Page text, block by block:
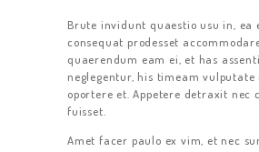
Brute invidunt quaestio usu in, ea
consequat prodesset
quaerendum eam ei, et has
neglegentur, his timeam vulputate
oportere et. Appetere detraxit nec
fuisset.
Amet facer paulo ex vim, et nec